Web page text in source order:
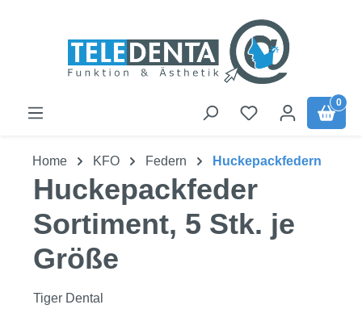
0
Home KFO Federn Huckepackfedern
Huckepackfeder
Sortiment, 5 Stk. je
Größe
Tiger Dental